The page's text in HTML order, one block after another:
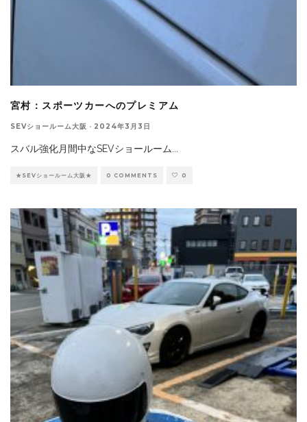
宮村：スポーツカーへのプレミアム
SEVショールーム大阪 · 2024年3月3日
スバル強化月間中なSEVショールーム
★SEVショールーム大阪★ 0 COMMENTS 0